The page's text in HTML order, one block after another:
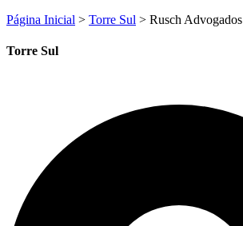
Página Inicial > Torre Sul > Rusch Advogados
Torre Sul